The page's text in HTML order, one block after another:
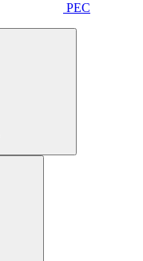
PEC